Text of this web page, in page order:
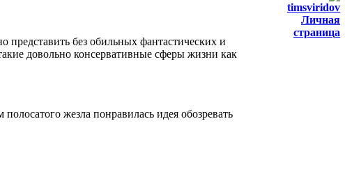
timsviridov
Личная
страница
без обильных фантастических и
довольно консервативные сферы жизни как
жезла понравилась идея обозревать